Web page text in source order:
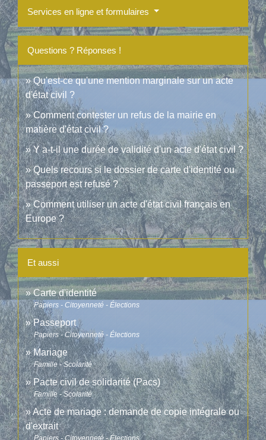
Services en ligne et formulaires
Questions ? Réponses !
Qu'est-ce qu'une mention marginale sur un acte
d'état civil ?
Comment contester un refus de la mairie en
matière d'état civil ?
Y a-t-il une durée de validité d'un acte d'état civil ?
Quels recours si le dossier de carte d'identité ou
passeport est refusé ?
Comment utiliser un acte d'état civil français en
Europe ?
Et aussi
Carte d'identité
Papiers - Citoyenneté - Élections
Passeport
Papiers - Citoyenneté - Élections
Mariage
Famille - Scolarité
Pacte civil de solidarité (Pacs)
Famille - Scolarité
Acte de mariage : demande de copie intégrale ou
d'extrait
Papiers - Citoyenneté - Élections